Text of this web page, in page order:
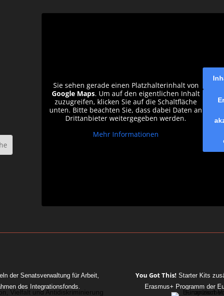
Sie sehen gerade einen Platzhalterinhalt von
Google Maps. Um auf den eigentlichen Inhalt
zuzugreifen, klicken Sie auf die Schaltfläche
unten. Bitte beachten Sie, dass dabei Daten an
Drittanbieter weitergegeben werden.
Mehr Informationen
der Senatsverwaltung für Arbeit,
des Integrationsfonds.
You Got This! Starter Kits
Erasmus+ Programm der